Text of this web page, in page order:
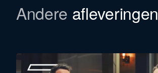
Andere afleveringen